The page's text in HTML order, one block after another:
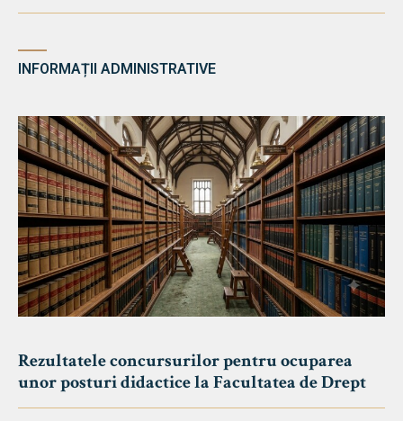
INFORMAȚII ADMINISTRATIVE
Rezultatele concursurilor pentru ocuparea
unor posturi didactice la Facultatea de Drept